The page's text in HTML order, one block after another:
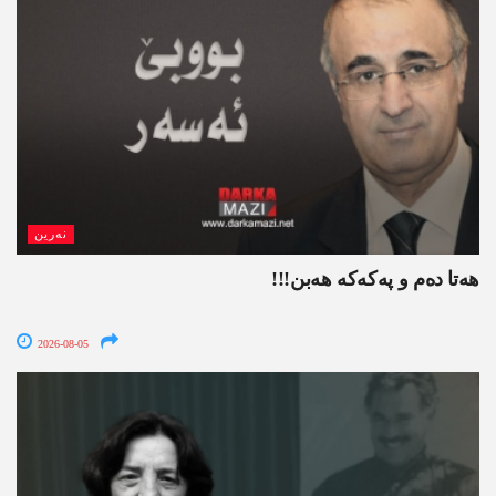
نەرین
ھەتا دەم و پەکەکە ھەبن!!!
2026-08-05